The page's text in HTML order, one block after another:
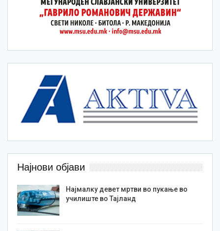
Најнови објави
Најмалку девет мртви во пукање во
училиште во Тајланд